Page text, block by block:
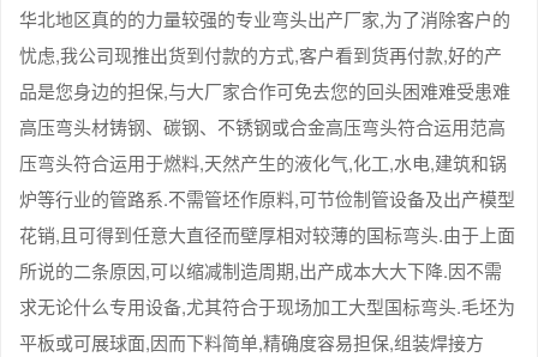
华北地区真的的力量较强的专业弯头出产厂家,为了消除客户的
忧虑,我公司现推出货到付款的方式,客户看到货再付款,好的产
品是您身边的担保,与大厂家合作可免去您的回头困难难受患难
高压弯头材铸钢、碳钢、不锈钢或合金高压弯头符合运用范高
压弯头符合运用于燃料,天然产生的液化气,化工,水电,建筑和锅
炉等行业的管路系.不需管坯作原料,可节俭制管设备及出产模型
花销,且可得到任意大直径而壁厚相对较薄的国标弯头.由于上面
所说的二条原因,可以缩减制造周期,出产成本大大下降.因不需
求无论什么专用设备,尤其符合于现场加工大型国标弯头.毛坯为
平板或可展球面,因而下料简单,精确度容易担保,组装焊接方